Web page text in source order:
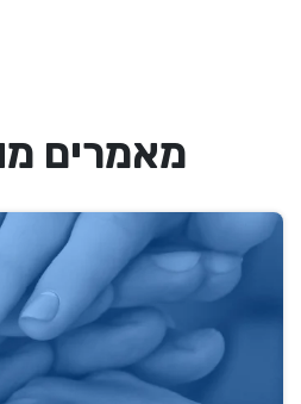
או משוזרת פרחים, להזמין הרצאה או
מעדיפים את העסקים הקטנים והבינוניים,
הדברים המיוחדים שיש לנו הישראלים להציע
מאמרים